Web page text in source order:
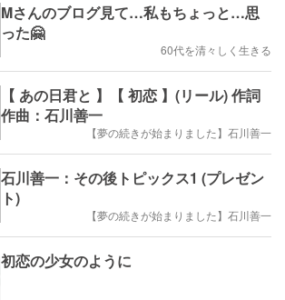
Mさんのブログ見て…私もちょっと…思
った🤗
60代を清々しく生きる
【 あの日君と 】【 初恋 】(リール) 作詞
作曲：石川善一
【夢の続きが始まりました】石川善一
石川善一：その後トピックス1 (プレゼン
ト)
【夢の続きが始まりました】石川善一
初恋の少女のように